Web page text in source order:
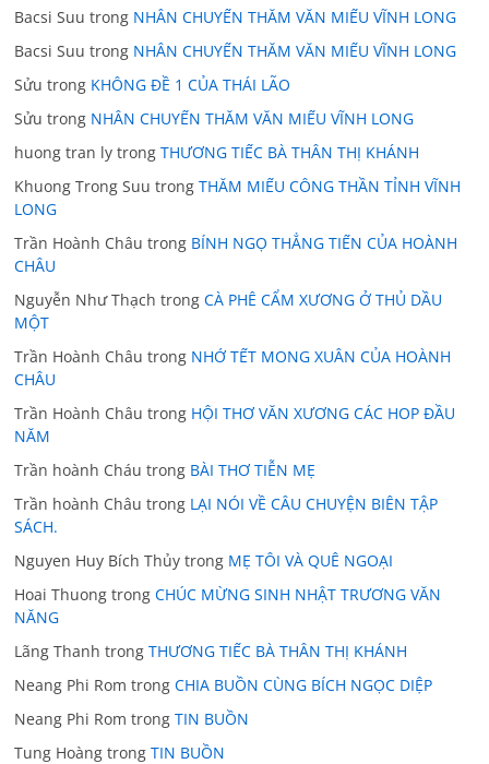
Bacsi Suu trong NHÂN CHUYẾN THĂM VĂN MIẾU VĨNH LONG
Bacsi Suu trong NHÂN CHUYẾN THĂM VĂN MIẾU VĨNH LONG
Sửu trong KHÔNG ĐỀ 1 CỦA THÁI LÃO
Sửu trong NHÂN CHUYẾN THĂM VĂN MIẾU VĨNH LONG
huong tran ly trongTHƯƠNG TIẾC BÀ THÂN THỊ KHÁNH
Khuong Trong Suu trongTHĂM MIẾU CÔNG THẦN TỈNH VĨNH
LONG
Trần Hoành Châu trong BÍNH NGỌ THẲNG TIẾN CỦA HOÀNH
CHÂU
Nguyễn Như Thạch trongCÀ PHÊ CẨM XƯƠNG Ở THỦ DẦU
MỘT
Trần Hoành Châu trong NHỚ TẾT MONG XUÂN CỦA HOÀNH
CHÂU
Trần Hoành Châu trong HỘI THƠ VĂN XƯƠNG CÁC HOP ĐẦU
NĂM
Trần hoành Cháu trong BÀI THƠ TIỄN MẸ
Trần hoành Châu trong LẠI NÓI VỀ CÂU CHUYỆN BIÊN TẬP
SÁCH.
Nguyen Huy Bích Thủy trong MẸ TÔI VÀ QUÊ NGOẠI
Hoai Thuong trongCHÚC MỪNG SINH NHẬT TRƯƠNG VĂN
NĂNG
Lãng Thanh trongTHƯƠNG TIẾC BÀ THÂN THỊ KHÁNH
Neang Phi Rom trongCHIA BUỒN CÙNG BÍCH NGỌC DIỆP
Neang Phi Rom trongTIN BUỒN
Tung Hoàng trongTIN BUỒN